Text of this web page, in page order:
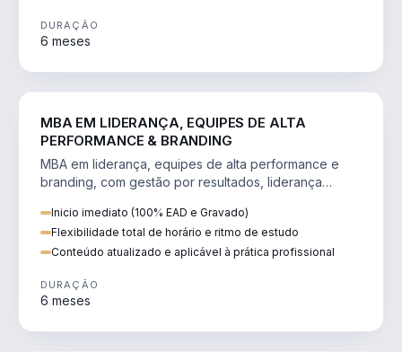
DURAÇÃO
6 meses
MBA EM LIDERANÇA, EQUIPES DE ALTA
PERFORMANCE & BRANDING
MBA em liderança, equipes de alta performance e
branding, com gestão por resultados, liderança
Inicio imediato (100% EAD e Gravado)
Flexibilidade total de horário e ritmo de estudo
Conteúdo atualizado e aplicável à prática profissional
DURAÇÃO
6 meses